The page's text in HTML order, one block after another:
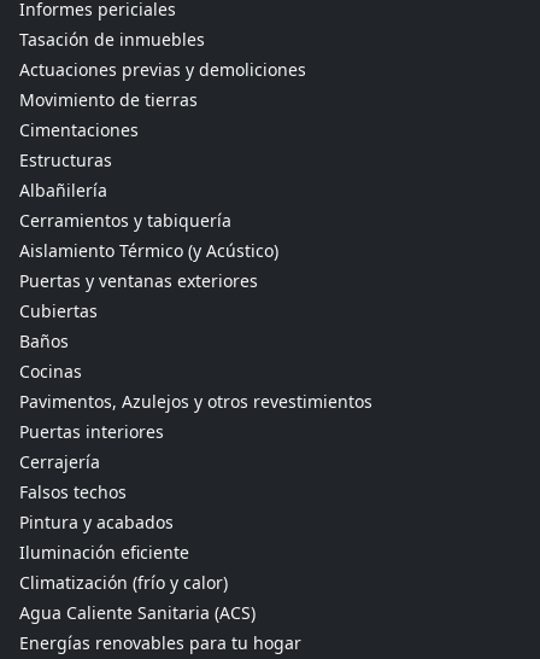
Informes periciales
Tasación de inmuebles
Actuaciones previas y demoliciones
Movimiento de tierras
Cimentaciones
Estructuras
Albañilería
Cerramientos y tabiquería
Aislamiento Térmico (y Acústico)
Puertas y ventanas exteriores
Cubiertas
Baños
Cocinas
Pavimentos, Azulejos y otros revestimientos
Puertas interiores
Cerrajería
Falsos techos
Pintura y acabados
Iluminación eficiente
Climatización (frío y calor)
Agua Caliente Sanitaria (ACS)
Energías renovables para tu hogar